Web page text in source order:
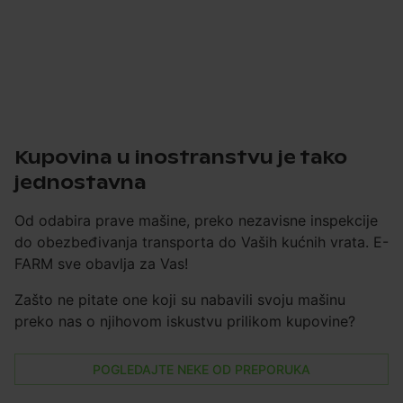
Kupovina u inostranstvu je tako
jednostavna
Od odabira prave mašine, preko nezavisne inspekcije
do obezbeđivanja transporta do Vaših kućnih vrata. E-
FARM sve obavlja za Vas!
Zašto ne pitate one koji su nabavili svoju mašinu
preko nas o njihovom iskustvu prilikom kupovine?
POGLEDAJTE NEKE OD PREPORUKA